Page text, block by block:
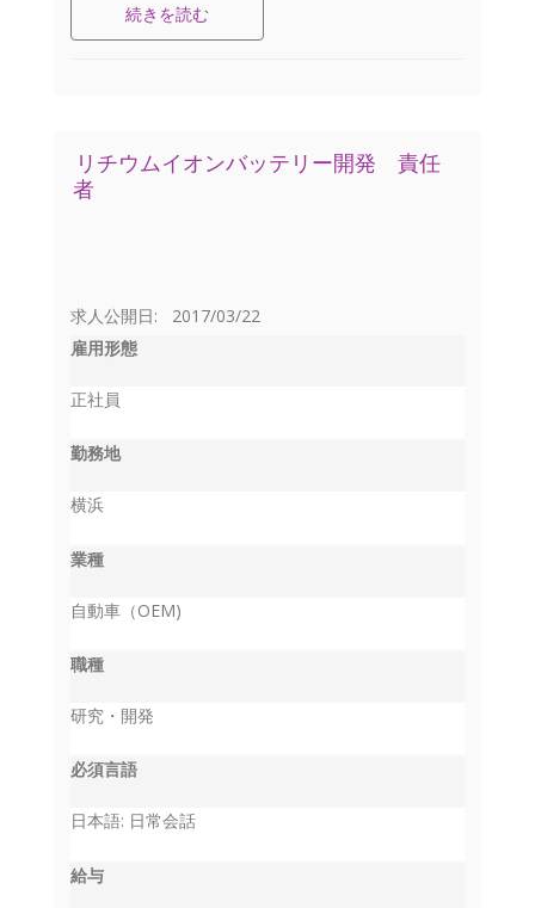
続きを読む
リチウムイオンバッテリー開発 責任
者
求人公開日: 2017/03/22
雇用形態
正社員
勤務地
横浜
業種
自動車（OEM)
職種
研究・開発
必須言語
日本語: 日常会話
給与